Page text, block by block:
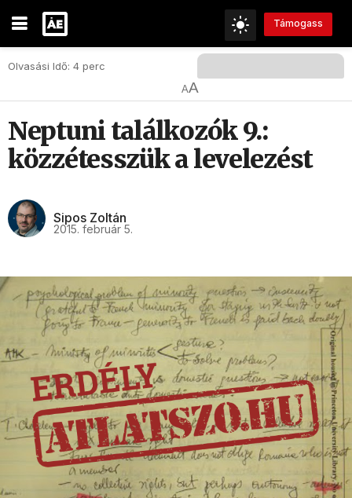
Támogass
Olvasási Idő: 4 perc
AA
Neptuni találkozók 9.:
közzétesszük a levelezést
Sipos Zoltán
2015. február 5.